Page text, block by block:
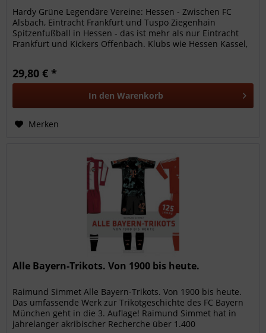
Hardy Grüne Legendäre Vereine: Hessen - Zwischen FC
Alsbach, Eintracht Frankfurt und Tuspo Ziegenhain
Spitzenfußball in Hessen - das ist mehr als nur Eintracht
Frankfurt und Kickers Offenbach. Klubs wie Hessen Kassel,
29,80 € *
In den Warenkorb
Merken
Alle Bayern-Trikots. Von 1900 bis heute.
Raimund Simmet Alle Bayern-Trikots. Von 1900 bis heute.
Das umfassende Werk zur Trikotgeschichte des FC Bayern
München geht in die 3. Auflage! Raimund Simmet hat in
jahrelanger akribischer Recherche über 1.400